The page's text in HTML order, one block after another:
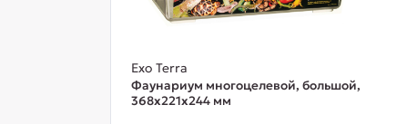
Exo Terra
Фаунариум многоцелевой, большой,
368х221х244 мм